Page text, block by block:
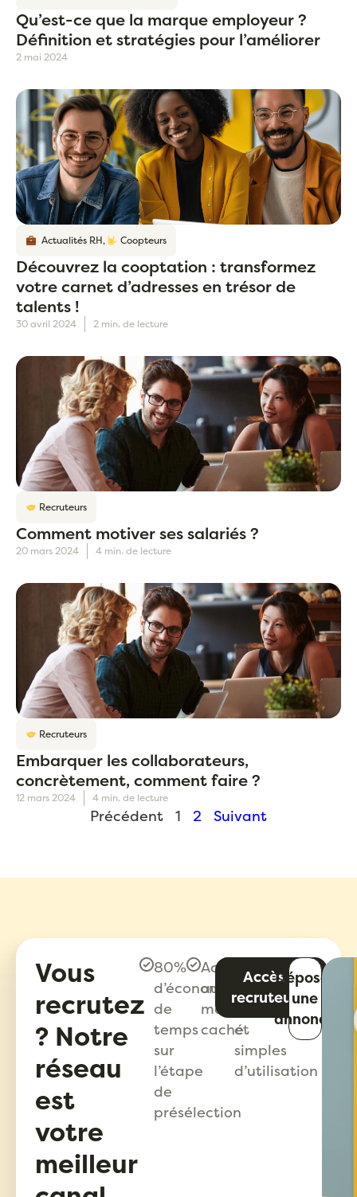
Qu’est-ce que la marque employeur ?
Définition et stratégies pour l’améliorer
2 mai 2024
Actualités RH, Coopteurs
Découvrez la cooptation : transformez
votre carnet d’adresses en trésor de
talents !
30 avril 2024 2 min. de lecture
Recruteurs
Comment motiver ses salariés ?
20 mars 2024 4 min. de lecture
Recruteurs
Embarquer les collaborateurs,
concrètement, comment faire ?
12 mars 2024 4 min. de lecture
Précédent 1 2 Suivant
Vous
recrutez
? Notre
réseau
est
votre
meilleur
80%
d’économie
de
temps
sur
l’étape
de
présélection
Accès
au
marché
caché
Outils
de
pointe
et
simples
d’utilisation
Accès
recruteur
Déposer
une
annonce